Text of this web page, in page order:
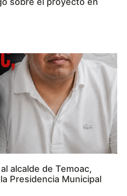
alcalde de Temoac,
Presidencia Municipal